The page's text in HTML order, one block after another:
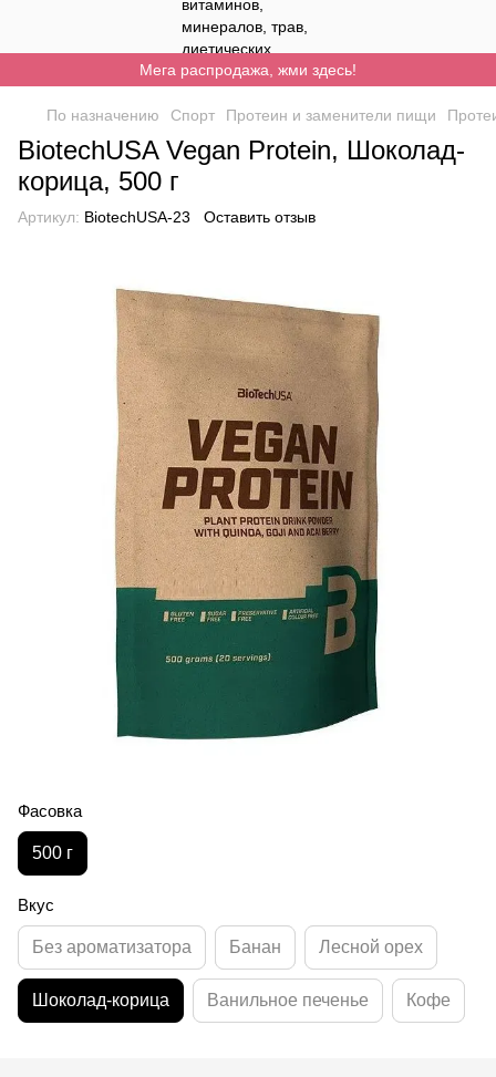
Мега распродажа, жми здесь!
По назначению Спорт Протеин и заменители пищи
BiotechUSA Vegan Protein, Шоколад-
корица, 500 г
Артикул: BiotechUSA-23 Оставить отзыв
Фасовка
500 г
Вкус
Без ароматизатора Банан Лесной орех
Шоколад-корица Ванильное печенье Кофе